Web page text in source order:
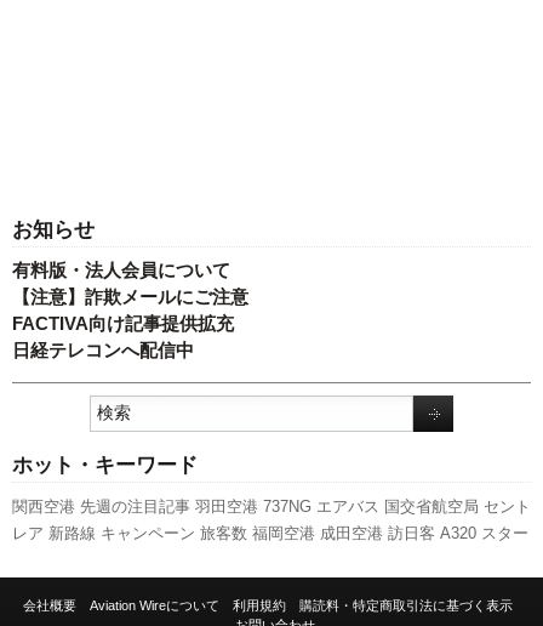
お知らせ
有料版・法人会員について
【注意】詐欺メールにご注意
FACTIVA向け記事提供拡充
日経テレコンへ配信中
ホット・キーワード
関西空港 先週の注目記事 羽田空港 737NG エアバス 国交省航空局 セント
レア 新路線 キャンペーン 旅客数 福岡空港 成田空港 訪日客 A320 スター
イマーク
人事 航空貨物 新千歳空港 ボーイング 伊丹空港 実績 利用実績
会社概要 Aviation Wireについて 利用規約
購読料・特定商取引法に基づく表示